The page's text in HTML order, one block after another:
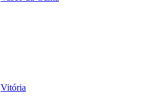
Vitória